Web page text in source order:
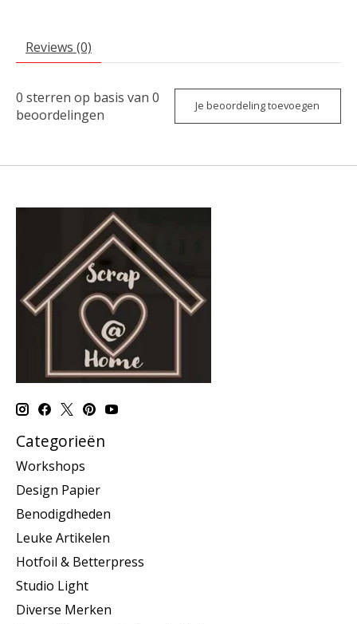
Reviews (0)
0 sterren op basis van 0
beoordelingen
Je beoordeling toevoegen
Categorieën
Workshops
Design Papier
Benodigdheden
Leuke Artikelen
Hotfoil & Betterpress
Studio Light
Diverse Merken